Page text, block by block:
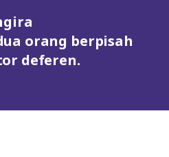
orang berpisah
deferen.